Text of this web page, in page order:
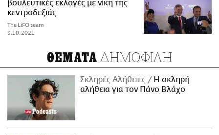
βουλευτικές εκλογές με νίκη της
κεντροδεξιάς
The LiFO team
9.10.2021
ΘΕΜΑΤΑ ΔΗΜΟΦΙΛΗ
Σκληρές Αλήθειες
H σκληρή
αλήθεια για τον Πάνο Βλάχο